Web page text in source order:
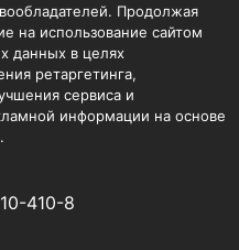
Продолжая
на использование сайтом
данных в целях
ретаргетинга,
сервиса и
информации на основе
410-8